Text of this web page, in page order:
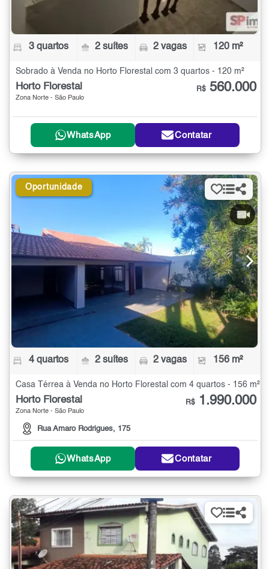
3 quartos 2 suítes 2 vagas 120 m²
Sobrado à Venda no Horto Florestal com 3 quartos - 120 m²
Horto Florestal
Zona Norte - São Paulo
R$ 560.000
WhatsApp Contatar
Oportunidade
4 quartos 2 suítes 2 vagas 156 m²
Casa Térrea à Venda no Horto Florestal com 4 quartos - 156 m²
Horto Florestal
Zona Norte - São Paulo
Rua Amaro Rodrigues, 175
R$ 1.990.000
WhatsApp Contatar